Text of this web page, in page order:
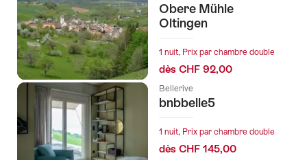
Obere Mühle
Oltingen
1 nuit, Prix par chambre double
dès CHF 92,00
Bellerive
bnbbelle5
1 nuit, Prix par chambre double
dès CHF 145,00